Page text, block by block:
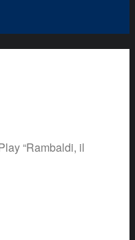
“Rambaldi, il